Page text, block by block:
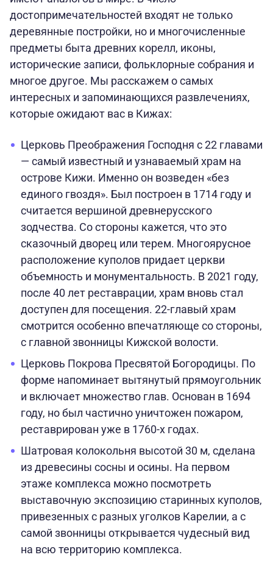
достопримечательностей входят не только
деревянные постройки, но и многочисленные
предметы быта древних корелл, иконы,
исторические записи, фольклорные собрания и
многое другое. Мы расскажем о самых
интересных и запоминающихся развлечениях,
которые ожидают вас в Кижах:
Церковь Преображения Господня с 22 главами
— самый известный и узнаваемый храм на
острове Кижи. Именно он возведен «без
единого гвоздя». Был построен в 1714 году и
считается вершиной древнерусского
зодчества. Со стороны кажется, что это
сказочный дворец или терем. Многоярусное
расположение куполов придает церкви
объемность и монументальность. В 2021 году,
после 40 лет реставрации, храм вновь стал
доступен для посещения. 22-главый храм
смотрится особенно впечатляюще со стороны,
с главной звонницы Кижской волости.
Церковь Покрова Пресвятой Богородицы. По
форме напоминает вытянутый прямоугольник
и включает множество глав. Основан в 1694
году, но был частично уничтожен пожаром,
реставрирован уже в 1760-х годах.
Шатровая колокольня высотой 30 м, сделана
из древесины сосны и осины. На первом
этаже комплекса можно посмотреть
выставочную экспозицию старинных куполов,
привезенных с разных уголков Карелии, а с
самой звонницы открывается чудесный вид
на всю территорию комплекса.